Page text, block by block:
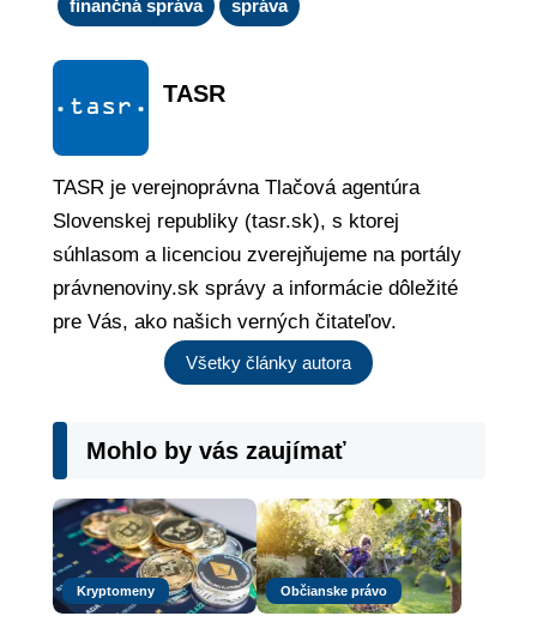
finančná správa správa
TASR
TASR je verejnoprávna Tlačová agentúra
Slovenskej republiky (tasr.sk), s ktorej
súhlasom a licenciou zverejňujeme na portály
právnenoviny.sk správy a informácie dôležité
pre Vás, ako našich verných čitateľov.
Všetky články autora
Mohlo by vás zaujímať
Kryptomeny Občianske právo